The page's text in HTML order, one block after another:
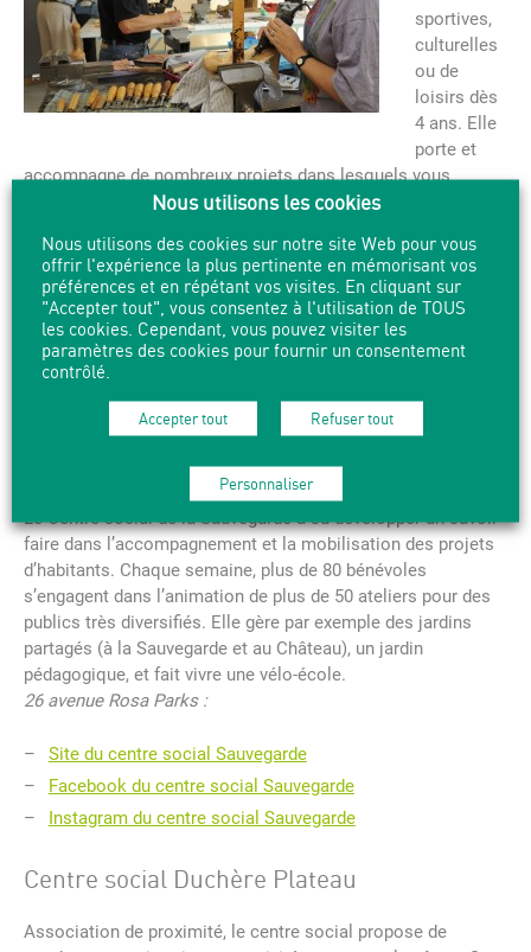
sportives,
culturelles
ou de
loisirs dès
4 ans. Elle
porte et
accompagne de nombreux projets dans lesquels vous
pouvez vous investir (l’école du spectateur, le Festival D’art
Ouverte aux habitants d’ici et d’ailleurs, la MJC Duchère est
avant tout un lieu de partage.
237 rue des Erables –
Site de la MJC
Facebook de la MJC
Centre social de la Sauvegarde
Le Centre social de la Sauvegarde a su développer un savoir-
faire dans l’accompagnement et la mobilisation des projets
d’habitants. Chaque semaine, plus de 80 bénévoles
s’engagent dans l’animation de plus de 50 ateliers pour des
publics très diversifiés. Elle gère par exemple des jardins
partagés (à la Sauvegarde et au Château), un jardin
pédagogique, et fait vivre une vélo-école.
26 avenue Rosa Parks :
Site du centre social Sauvegarde
Facebook du centre social Sauvegarde
Instagram du centre social Sauvegarde
Centre social Duchère Plateau
Association de proximité, le centre social propose de
Nous utilisons les cookies
Nous utilisons des cookies sur notre site Web pour vous
offrir l'expérience la plus pertinente en mémorisant vos
préférences et en répétant vos visites. En cliquant sur
"Accepter tout", vous consentez à l'utilisation de TOUS
les cookies. Cependant, vous pouvez visiter les
paramètres des cookies pour fournir un consentement
contrôlé.
Accepter tout Refuser tout
Personnaliser